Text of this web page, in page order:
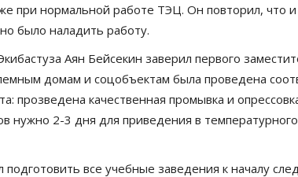
при нормальной работе ТЭЦ. Он повторил, что
было наладить работу.
Аян Бейсекин заверил первого
домам и соцобъектам была проведена
прозведена качественная промывка и
нужно 2-3 дня для приведения в
подготовить все учебные заведения к началу